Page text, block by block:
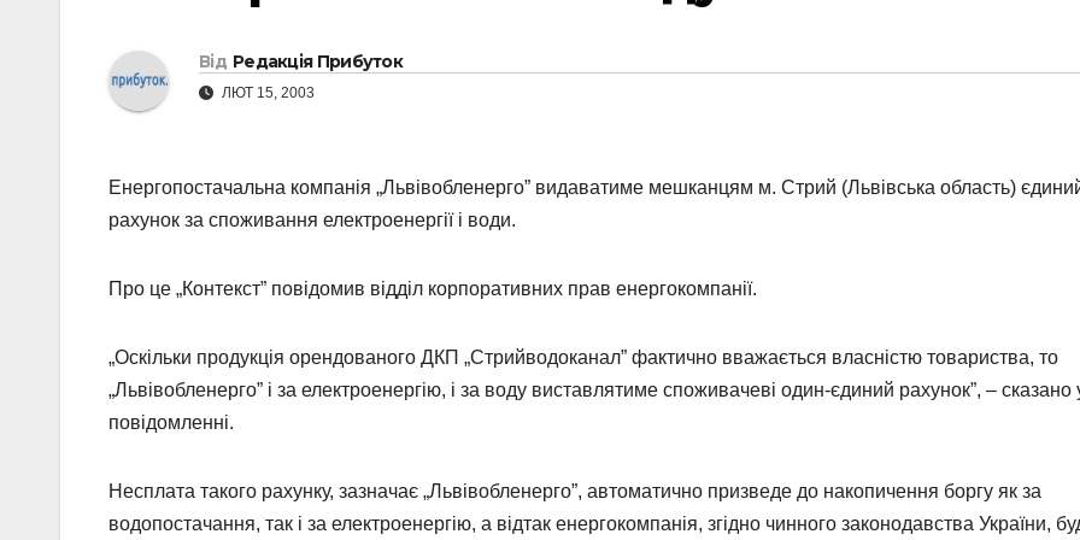
Від Редакція Прибуток
ЛЮТ 15, 2003
Енергопостачальна компанія „Львівобленерго” видаватиме мешканцям м. Стрий (Львівська область)
рахунок за споживання електроенергії і води.
Про це „Контекст” повідомив відділ корпоративних прав енергокомпанії.
„Оскільки продукція орендованого ДКП „Стрийводоканал” фактично вважається власністю товариства, то
„Львівобленерго” і за електроенергію, і за воду виставлятиме споживачеві один-єдиний рахунок”, – сказано
повідомленні.
Несплата такого рахунку, зазначає „Львівобленерго”, автоматично призведе до накопичення боргу як за
водопостачання, так і за електроенергію, а відтак енергокомпанія, згідно чинного законодавства України,